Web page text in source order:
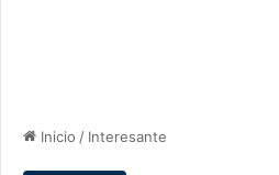
Inicio / Interesante